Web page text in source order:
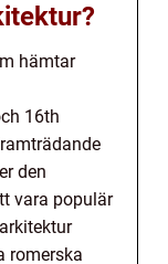
hämtar
16th
den
vara populär
romerska